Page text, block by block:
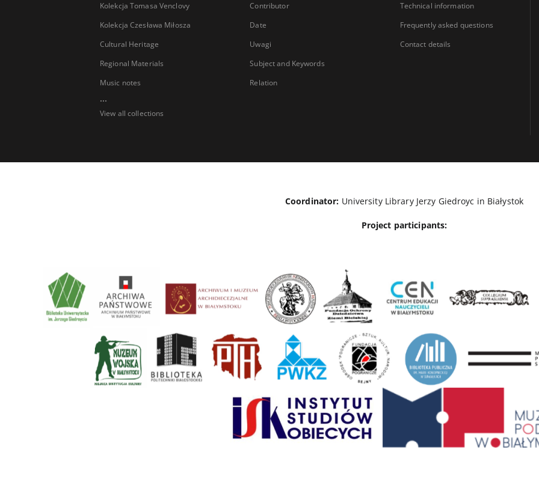
Kolekcja Tomasa Venclovy
Kolekcja Czesława Miłosza
Cultural Heritage
Regional Materials
Music notes
...
View all collections
Contributor
Date
Uwagi
Subject and Keywords
Relation
Technical information
Frequently asked questions
Contact details
Coordinator: University Library Jerzy Giedroyc in Białystok
Project participants: